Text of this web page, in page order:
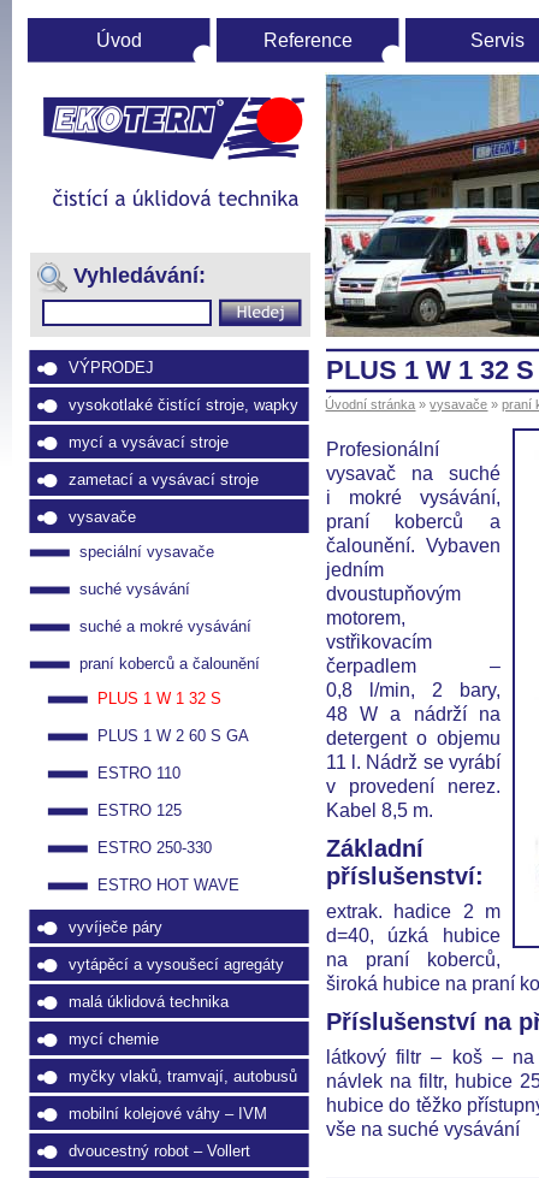
Úvodní
stránka
(Přejít
navigaci)
PLUS 1 W 1 32 S
Profesionální
vysavač na suché
i mokré vysávání,
praní koberců a
čalounění. Vybaven
jedním
dvoustupňovým
motorem,
vstřikovacím
čerpadlem –
0,8 l/min, 2 bary,
48 W a nádrží na
detergent o objemu
11 l. Nádrž se vyrábí
v provedení nerez.
Kabel 8,5 m.
Základní
příslušenství:
extrak. hadice 2 m
d=40, úzká hubice
na praní koberců,
široká hubice na praní
Příslušenství na
látkový filtr – koš – na
návlek na filtr, hubice
hubice do těžko
vše na suché vysávání
Vyhledávání:
VÝPRODEJ
vysokotlaké čistící stroje, wapky
mycí a vysávací stroje
zametací a vysávací stroje
vysavače
speciální vysavače
suché vysávání
suché a mokré vysávání
praní koberců a čalounění
PLUS 1 W 1 32 S
PLUS 1 W 2 60 S GA
ESTRO 110
ESTRO 125
ESTRO 250-330
ESTRO HOT WAVE
vyvíječe páry
vytápěcí a vysoušecí agregáty
malá úklidová technika
mycí chemie
myčky vlaků, tramvají, autobusů
mobilní kolejové váhy – IVM
dvoucestný robot – Vollert
Úvod Reference Servis
Úvodní stránka »vysavače »praní